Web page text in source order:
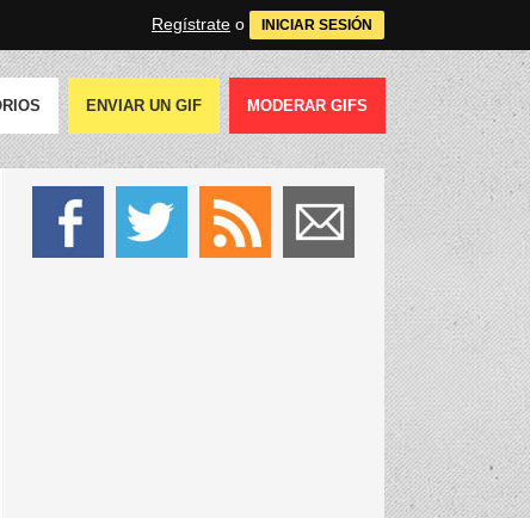
Regístrate o INICIAR SESIÓN
ENVIAR UN GIF MODERAR GIFS